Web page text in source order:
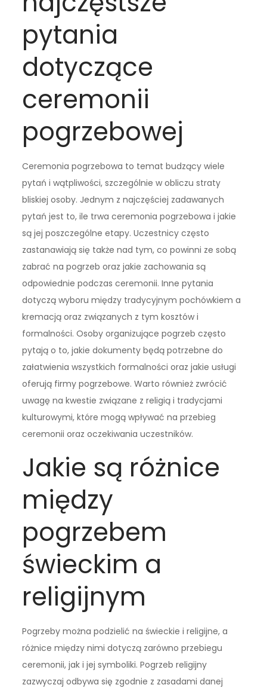
pytania
dotyczące
ceremonii
pogrzebowej
Ceremonia pogrzebowa to temat budzący wiele
pytań i wątpliwości, szczególnie w obliczu straty
bliskiej osoby. Jednym z najczęściej zadawanych
pytań jest to, ile trwa ceremonia pogrzebowa i jakie
są jej poszczególne etapy. Uczestnicy często
zastanawiają się także nad tym, co powinni ze sobą
zabrać na pogrzeb oraz jakie zachowania są
odpowiednie podczas ceremonii. Inne pytania
dotyczą wyboru między tradycyjnym pochówkiem a
kremacją oraz związanych z tym kosztów i
formalności. Osoby organizujące pogrzeb często
pytają o to, jakie dokumenty będą potrzebne do
załatwienia wszystkich formalności oraz jakie usługi
oferują firmy pogrzebowe. Warto również zwrócić
uwagę na kwestie związane z religią i tradycjami
kulturowymi, które mogą wpływać na przebieg
ceremonii oraz oczekiwania uczestników.
Jakie są różnice
między
pogrzebem
świeckim a
religijnym
Pogrzeby można podzielić na świeckie i religijne, a
różnice między nimi dotyczą zarówno przebiegu
ceremonii, jak i jej symboliki. Pogrzeb religijny
zazwyczaj odbywa się zgodnie z zasadami danej